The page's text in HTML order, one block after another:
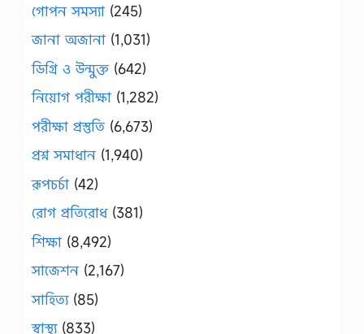
গোপন সমস্যা (245)
জানা অজানা (1,031)
ডিগ্রি ও উন্মুক্ত (642)
নিয়োগ পরীক্ষা (1,282)
পরীক্ষা প্রস্তুতি (6,673)
প্রশ্ন সমাধান (1,940)
রূপচর্চা (42)
রোগ প্রতিরোধ(381)
শিক্ষা (8,492)
সাজেশন (2,167)
সাহিত্য(85)
স্বাস্থ্য(833)